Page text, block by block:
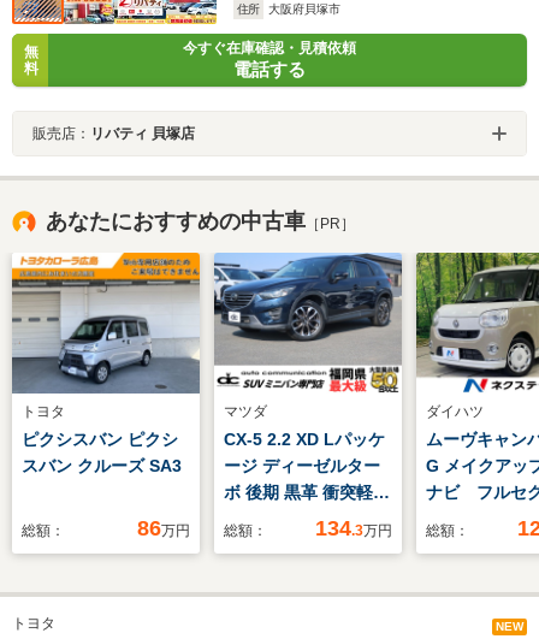
住所
大阪府貝塚市
無
料
今すぐ在庫確認・見積依頼
電話する
販売店： リバティ 貝塚店
あなたにおすすめの中古車 ［PR］
トヨタ
ピクシスバン ピクシ
スバン クルーズ SA3
総額： 86万円
マツダ
CX-5 2.2 XD Lパッケ
ージ ディーゼルター
ボ 後期 黒革 衝突軽減
ブレーキ 追従クルコ
ックカメラ サイドカ
総額： 134.3万円
ダイハツ
ムーヴキャン
G メイクアッ
ナビ フルセ
ヘッド 両側
オートマチッ
ーム アイド
総額：
トヨタ NEW